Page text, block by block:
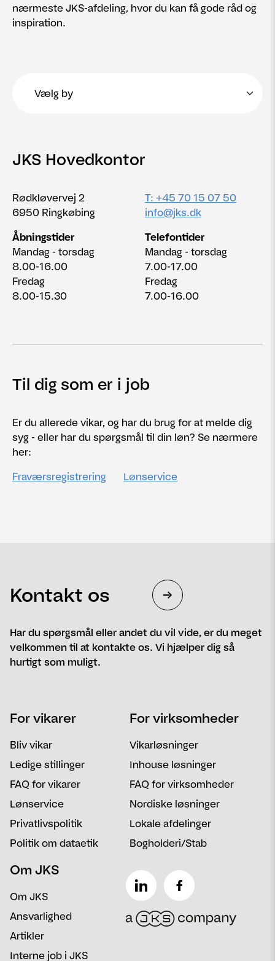
nærmeste JKS-afdeling, hvor du kan få gode råd og
inspiration.
JKS Hovedkontor
Rødkløvervej 2
6950 Ringkøbing
Åbningstider
Mandag - torsdag
8.00-16.00
Fredag
8.00-15.30
T: +45 70 15 07 50
info@jks.dk
Telefontider
Mandag - torsdag
7.00-17.00
Fredag
7.00-16.00
Til dig som er i job
Er du allerede vikar, og har du brug for at melde dig
syg - eller har du spørgsmål til din løn? Se nærmere
her:
Fraværsregistrering
Lønservice
Kontakt os
Har du spørgsmål eller andet du vil vide, er du meget
velkommen til at kontakte os. Vi hjælper dig så
hurtigt som muligt.
Email Postnummer
For vikarer
Bliv vikar
Ledige stillinger
FAQ for vikarer
Lønservice
Privatlivspolitik
Politik om dataetik
For virksomheder
Vikarløsninger
Inhouse løsninger
FAQ for virksomheder
Nordiske løsninger
Lokale afdelinger
Bogholderi/Stab
Om JKS
Om JKS
Ansvarlighed
Artikler
Interne job i JKS